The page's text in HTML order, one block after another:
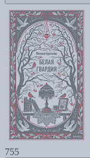
755